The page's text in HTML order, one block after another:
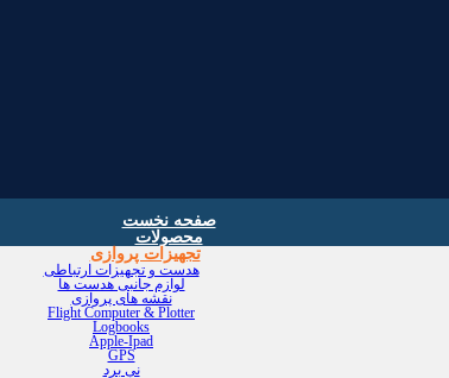
صفحه نخست
محصولات
تجهیزات پروازی
هدست و تجهیزات ارتباطی
لوازم جانبی هدست ها
نقشه های پروازی
Flight Computer & Plotter
Logbooks
Apple-Ipad
GPS
نی برد